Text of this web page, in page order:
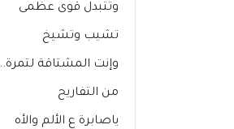
وتتبدل قوى عظمى
تشيب وتشيخ
وإنت المشتاقة لتمرة..
من التفاريح
ياصابرة ع الألم والأه